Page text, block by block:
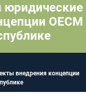
юридические
ОЕСМ
внедрения концепции